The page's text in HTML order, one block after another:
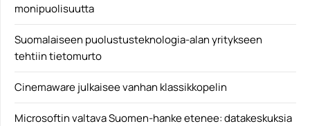
monipuolisuutta
Suomalaiseen puolustusteknologia-alan yritykseen
tehtiin tietomurto
Cinemaware julkaisee vanhan klassikkopelin
Microsoftin valtava Suomen-hanke etenee: datakeskuksia